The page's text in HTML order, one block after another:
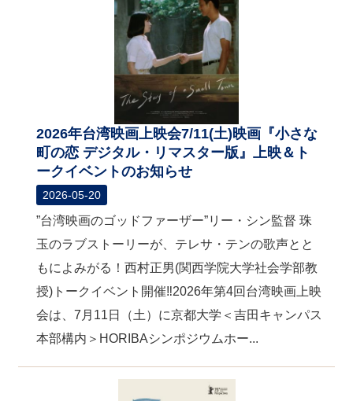
2026年台湾映画上映会7/11(土)映画『小さな
町の恋 デジタル・リマスター版』上映＆ト
ークイベントのお知らせ
2026-05-20
”台湾映画のゴッドファーザー”リー・シン監督 珠
玉のラブストーリーが、テレサ・テンの歌声とと
もによみがる！西村正男(関西学院大学社会学部教
授)トークイベント開催‼2026年第4回台湾映画上映
会は、7月11日（土）に京都大学＜吉田キャンパス
本部構内＞HORIBAシンポジウムホー...